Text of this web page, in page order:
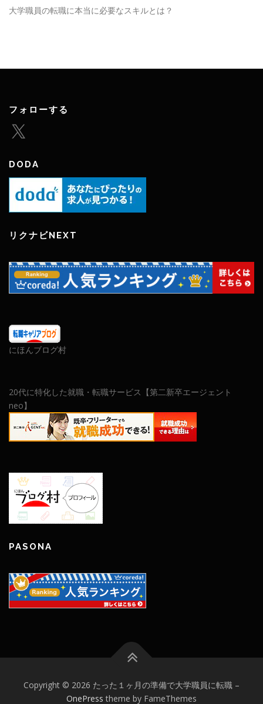
大学職員の転職に本当に必要なスキルとは？
フォローする
X
DODA
リクナビNEXT
にほんブログ村
20代に特化した就職・転職サービス【第二新卒エージェント
neo】
PASONA
Copyright © 2026 たった１ヶ月の準備で大学職員に転職 –
OnePress theme by FameThemes